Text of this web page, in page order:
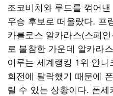
조코비치와 루드를 꺾어
우승 후보로 떠올랐다. 프
카를로스 알카라스(스페
로 불참한 가운데 알카라
이루는 세계랭킹 1위 얀
회전에 탈락했기 때문에
릴 수 있는 상황이다. 폰